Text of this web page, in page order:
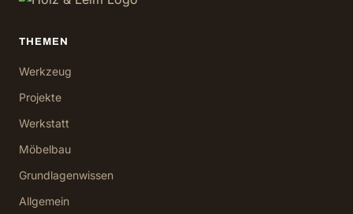
THEMEN
Werkzeug
Projekte
Werkstatt
Möbelbau
Grundlagenwissen
Allgemein